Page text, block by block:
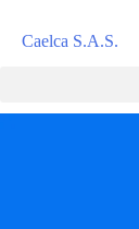
Caelca S.A.S.